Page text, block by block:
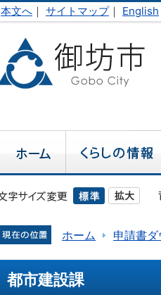
本文へ ｜ サイトマップ｜ English
ホーム 申請書
都市建設課